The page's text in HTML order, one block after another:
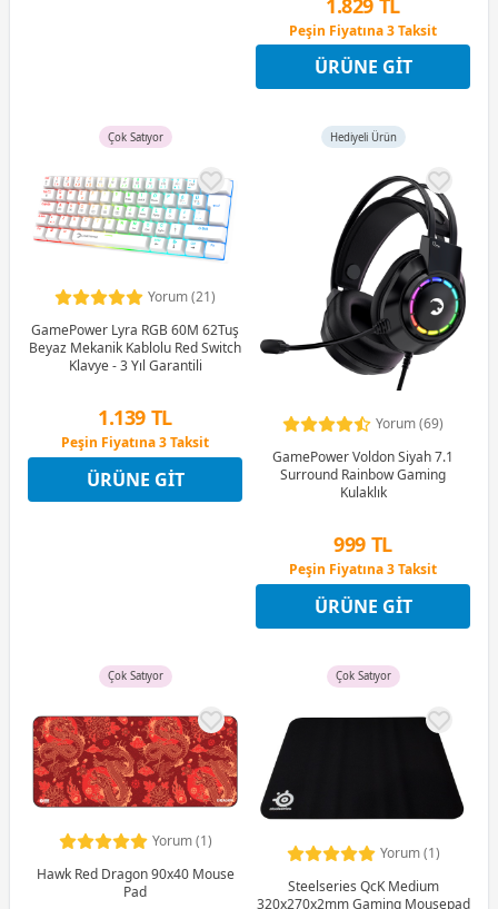
1.829 TL
Peşin Fiyatına 3 Taksit
12 Ay x 215 TL taksitle
Peşin Fiyatına 3 Taksit
ÜRÜNE GIT
Çok Satıyor
Yorum (21)
GamePower Lyra RGB 60M 62Tuş
Beyaz Mekanik Kablolu Red Switch
Klavye - 3 Yıl Garantili
1.139 TL
Peşin Fiyatına 3 Taksit
12 Ay x 134 TL taksitle
Peşin Fiyatına 3 Taksit
ÜRÜNE GIT
Hediyeli Ürün
Yorum (69)
GamePower Voldon Siyah 7.1
Surround Rainbow Gaming
Kulaklık
999 TL
Peşin Fiyatına 3 Taksit
12 Ay x 118 TL taksitle
Peşin Fiyatına 3 Taksit
ÜRÜNE GIT
Çok Satıyor
Yorum (1)
Hawk Red Dragon 90x40 Mouse
Pad
Çok Satıyor
Yorum (1)
Steelseries QcK Medium
320x270x2mm Gaming Mousepad